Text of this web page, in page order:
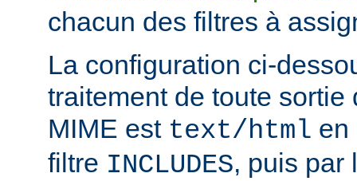
chacun des filtres à
La configuration ci-
traitement de toute sortie
MIME est text/html en
filtre INCLUDES, puis par